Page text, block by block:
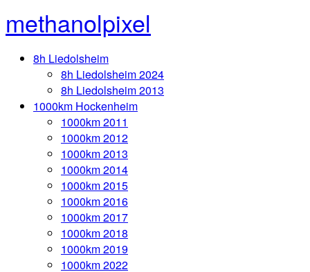
methanolpixel
8h Liedolsheim
8h Liedolsheim 2024
8h Liedolsheim 2013
1000km Hockenheim
1000km 2011
1000km 2012
1000km 2013
1000km 2014
1000km 2015
1000km 2016
1000km 2017
1000km 2018
1000km 2019
1000km 2022